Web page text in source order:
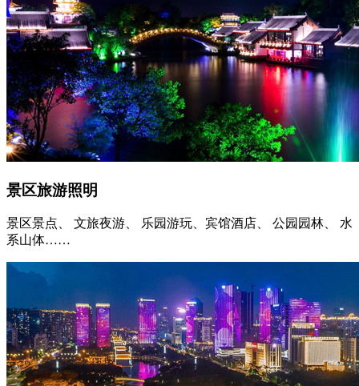
景区旅游照明
景区景点、 文旅夜游、 乐园游玩、宾馆酒店、 公园园林、 水
系山体……